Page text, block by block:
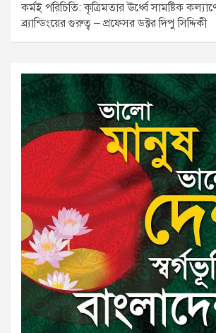
কর্মই পরিচিতি: কৃত্রিমতার ঊর্ধ্বে সামষ্টিক
ব্র্যান্ডিংয়ের গুরুত্ব – প্রফেসর ডক্টর দিপু সিদ্দিকী